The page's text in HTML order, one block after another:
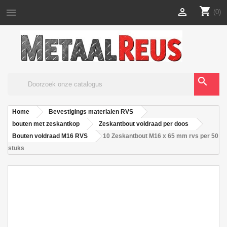
 shopping_cart (0)

search
Home
Bevestigings materialen RVS
bouten met zeskantkop
Zeskantbout voldraad per doos
Bouten voldraad M16 RVS
10 Zeskantbout M16 x 65 mm rvs per 50
stuks